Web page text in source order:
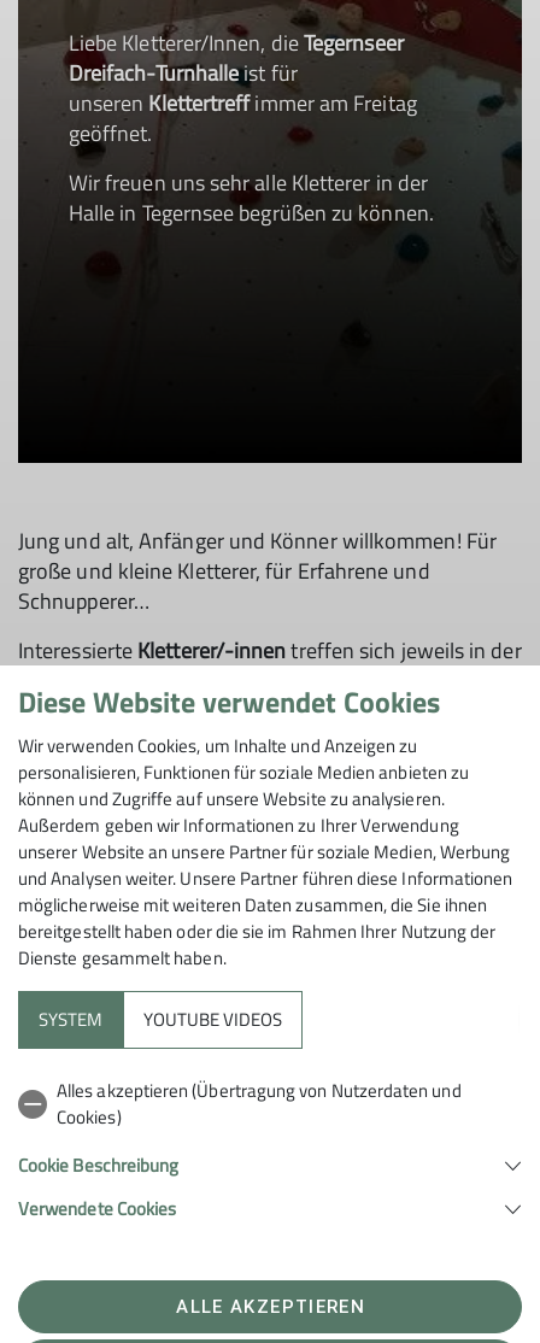
Liebe Kletterer/Innen, dieTegernseer
Dreifach-Turnhalleist für
unseren Klettertreffimmer am Freitag
geöffnet.
Wir freuen uns sehr alle Kletterer in der
Halle in Tegernsee begrüßen zu können.
Jung und alt, Anfänger und Könner willkommen! Für
große und kleine Kletterer, für Erfahrene und
Schnupperer…
InteressierteKletterer/-innentreffen sich jeweils in der
Klettergurte können dort in allen möglichen Größen
kostenlos ausgeliehen werden.
Markus Weberist unser Experte in Sachen Kletterhalle!
DAVKletter-Treff für ElternjedenFreitag von 16 bis 18
Uhr
Die Teilnahme am Eltern-Klettern ist kostenlos, setzt
aber eine Mitgliedschaft in der DAV Sektion Tegernsee
voraus. Eltern, die gerade nicht klettern, betreuen die
Kleinen im Spielparcours. Für alle Nichtmitglieder ist
eine Schnupperstunde möglich. Weitere Infos sind bei
Franzi Stopp unter 0176/96633975 oder in der
Geschäftsstelle zu erfragen.
Übungsklettern für Kids ab 8 Jahren, Ausnahme:
dauerhaft ein Erziehungsberechtigter dabei, der
bis 20.00 Uhr
Klettern jetzt noch einfacher.
Klettern für Erwachsene, Jugendliche und
Diese Website verwendet Cookies
Wir verwenden Cookies, um Inhalte und Anzeigen zu
personalisieren, Funktionen für soziale Medien anbieten zu
können und Zugriffe auf unsere Website zu analysieren.
Außerdem geben wir Informationen zu Ihrer Verwendung
unserer Website an unsere Partner für soziale Medien, Werbung
und Analysen weiter. Unsere Partner führen diese Informationen
möglicherweise mit weiteren Daten zusammen, die Sie ihnen
bereitgestellt haben oder die sie im Rahmen Ihrer Nutzung der
Dienste gesammelt haben.
SYSTEM YOUTUBE VIDEOS
Alles akzeptieren (Übertragung von Nutzerdaten und
Cookies)
Cookie Beschreibung
Verwendete Cookies
ALLE AKZEPTIEREN